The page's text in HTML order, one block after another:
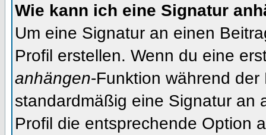
Wie kann ich eine Signatur
Um eine Signatur an einen
Profil erstellen. Wenn du eine
anhängen-Funktion während
standardmäßig eine Signatur an
Profil die entsprechende Option